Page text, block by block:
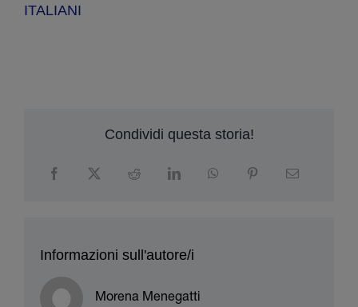
ITALIANI
Condividi questa storia!
Informazioni sull'autore/i
Morena Menegatti